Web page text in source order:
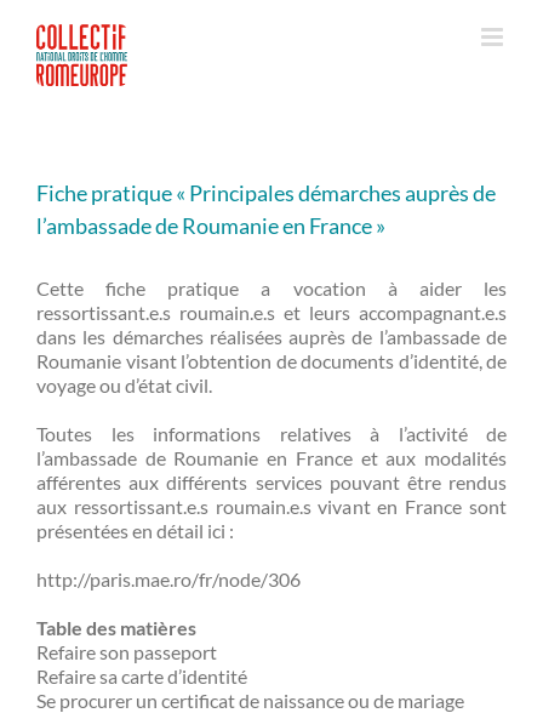
contenu
Fiche pratique « Principales démarches auprès de
l’ambassade de Roumanie en France »
Cette fiche pratique a vocation à aider les
ressortissant.e.s roumain.e.s et leurs accompagnant.e.s
dans les démarches réalisées auprès de l’ambassade de
Roumanie visant l’obtention de documents d’identité, de
voyage ou d’état civil.
Toutes les informations relatives à l’activité de
l’ambassade de Roumanie en France et aux modalités
afférentes aux différents services pouvant être rendus
aux ressortissant.e.s roumain.e.s vivant en France sont
présentées en détail ici :
http://paris.mae.ro/fr/node/306
Table des matières
Refaire son passeport
Refaire sa carte d’identité
Se procurer un certificat de naissance ou de mariage